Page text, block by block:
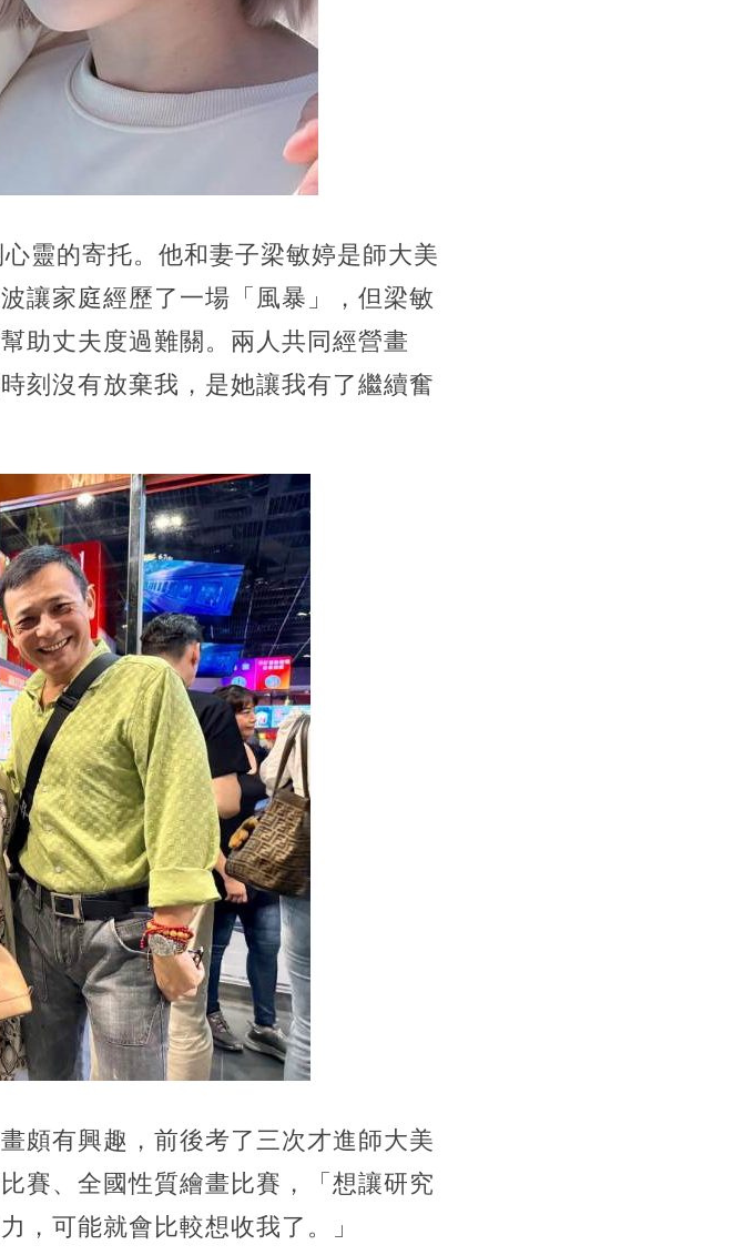
靈的寄托。他和妻子梁敏婷是師大美
讓家庭經歷了一場「風暴」，但梁敏
助丈夫度過難關。兩人共同經營畫
刻沒有放棄我，是她讓我有了繼續奮
頗有興趣，前後考了三次才進師大美
賽、全國性質繪畫比賽，「想讓研究
，可能就會比較想收我了。」